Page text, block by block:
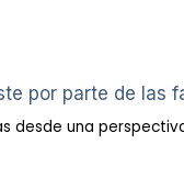
por parte de las
desde una